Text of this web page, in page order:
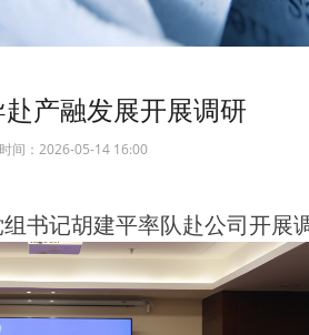
产融发展开展调研
书记胡建平率队赴公司开展
间： 2026-05-14 16:00